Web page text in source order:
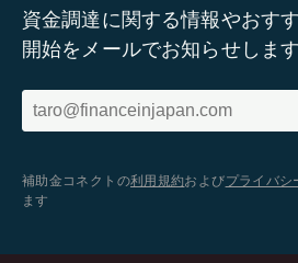
資金調達に関する情報やおす
開始をメールでお知らせします
補助金コネクトの利用規約およびプライバシ
ます